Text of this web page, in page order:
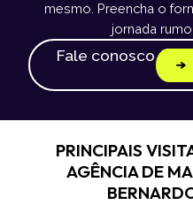
mesmo. Preencha o
jornada
Fale conosco
PRINCIPAIS
AGÊNCIA DE